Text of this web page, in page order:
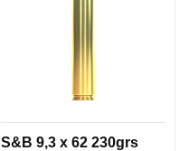
S&B 9,3 x 62 230grs